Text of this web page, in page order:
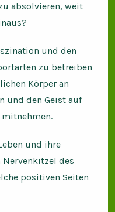
absolvieren, weit
und den
zu betreiben
Körper an
und den Geist auf
mitnehmen.
und ihre
des
positiven Seiten